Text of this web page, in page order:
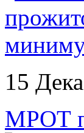
15
МРОТ